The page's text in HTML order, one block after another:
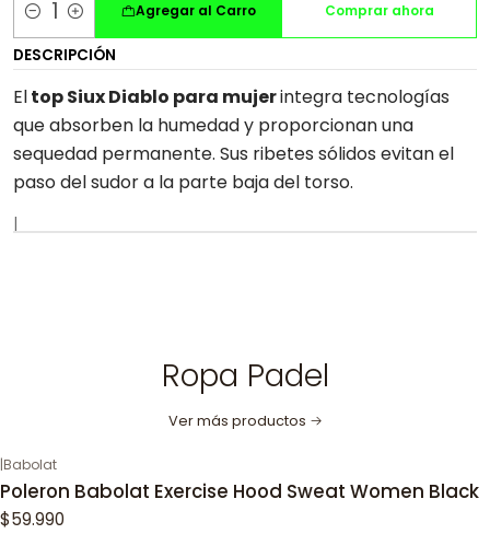
Cantidad
Agregar al Carro Comprar ahora
DESCRIPCIÓN
Eltop Siux Diablo para mujerintegra tecnologías
que absorben la humedad y proporcionan una
sequedad permanente. Sus ribetes sólidos evitan el
paso del sudor a la parte baja del torso.
|
Ropa Padel
Ver más productos
|Babolat
Poleron Babolat Exercise Hood Sweat Women Black
$59.990